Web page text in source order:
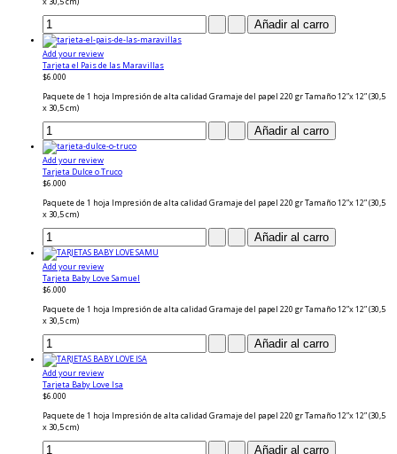
Add your review
Tarjeta el Pais de las Maravillas
$6.000
Paquete de 1 hoja Impresión de alta calidad Gramaje del papel 220 gr Tamaño 12”x 12” (30,5
x 30,5 cm)
Add your review
Tarjeta Dulce o Truco
$6.000
Paquete de 1 hoja Impresión de alta calidad Gramaje del papel 220 gr Tamaño 12”x 12” (30,5
x 30,5 cm)
Add your review
Tarjeta Baby Love Samuel
$6.000
Paquete de 1 hoja Impresión de alta calidad Gramaje del papel 220 gr Tamaño 12”x 12” (30,5
x 30,5 cm)
Add your review
Tarjeta Baby Love Isa
$6.000
Paquete de 1 hoja Impresión de alta calidad Gramaje del papel 220 gr Tamaño 12”x 12” (30,5
x 30,5 cm)